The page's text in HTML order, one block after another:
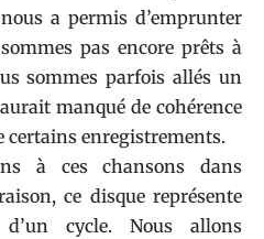
a permis d’emprunter
pas encore prêts à
sommes parfois allés un
manqué de cohérence
certains enregistrements.
à ces chansons dans
ce disque représente
cycle. Nous allons